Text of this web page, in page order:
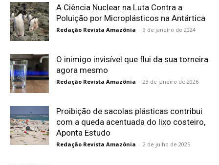
A Ciência Nuclear na Luta Contra a
Poluição por Microplásticos na Antártica
Redação Revista Amazônia - 9 de janeiro de 2024
O inimigo invisível que flui da sua torneira
agora mesmo
Redação Revista Amazônia - 23 de janeiro de 2026
Proibição de sacolas plásticas contribui
com a queda acentuada do lixo costeiro,
Aponta Estudo
Redação Revista Amazônia - 2 de julho de 2025